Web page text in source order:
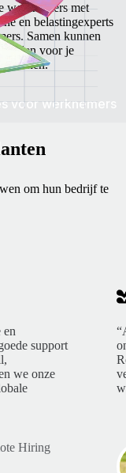
werknemers met
en belastingexperts
Samen kunnen
voor je
wonen.
voor werknemers
om hun bedrijf te
en
support
we onze
Hiring